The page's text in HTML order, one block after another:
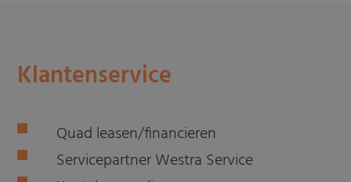
Klantenservice
Quad leasen/financieren
Servicepartner Westra Service